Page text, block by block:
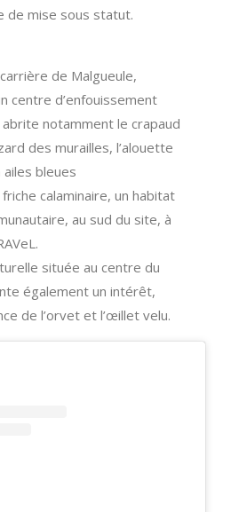
de mise sous statut.
carrière de Malgueule,
centre d’enfouissement
notamment le crapaud
des murailles, l’alouette
bleues
calaminaire, un habitat
au sud du site, à
située au centre du
également un intérêt,
de l’orvet et l’œillet velu.